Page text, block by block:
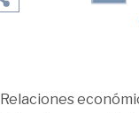
Relaciones